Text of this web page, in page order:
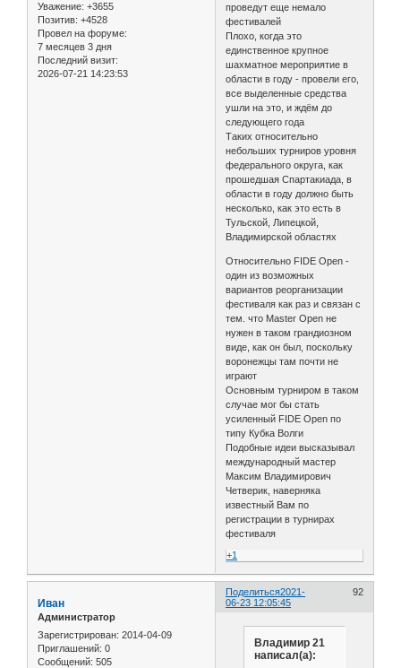
Уважение: +3655
Позитив: +4528
Провел на форуме:
7 месяцев 3 дня
Последний визит:
2026-07-21 14:23:53
проведут еще немало
фестивалей
Плохо, когда это
единственное крупное
шахматное мероприятие в
области в году - провели его,
все выделенные средства
ушли на это, и ждём до
следующего года
Таких относительно
небольших турниров уровня
федерального округа, как
прошедшая Спартакиада, в
области в году должно быть
несколько, как это есть в
Тульской, Липецкой,
Владимирской областях
Относительно FIDE Open -
один из возможных
вариантов реорганизации
фестиваля как раз и связан с
тем. что Master Open не
нужен в таком грандиозном
виде, как он был, поскольку
воронежцы там почти не
играют
Основным турниром в таком
случае мог бы стать
усиленный FIDE Open по
типу Кубка Волги
Подобные идеи высказывал
международный мастер
Максим Владимирович
Четверик, наверняка
известный Вам по
регистрации в турнирах
фестиваля
+1
Поделиться 92
2021-
06-23 12:05:45
Иван
Администратор
Зарегистрирован: 2014-04-09
Приглашений: 0
Сообщений: 505
Владимир 21
написал(а):